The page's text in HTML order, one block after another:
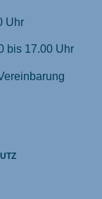
Uhr
bis 17.00 Uhr